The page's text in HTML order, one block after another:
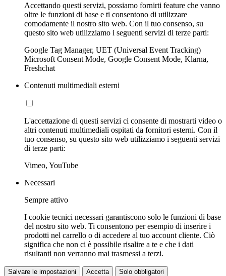
Accettando questi servizi, possiamo fornirti feature che vanno
oltre le funzioni di base e ti consentono di utilizzare
comodamente il nostro sito web. Con il tuo consenso, su
questo sito web utilizziamo i seguenti servizi di terze parti:
Google Tag Manager, UET (Universal Event Tracking)
Microsoft Consent Mode, Google Consent Mode, Klarna,
Freshchat
Contenuti multimediali esterni
L'accettazione di questi servizi ci consente di mostrarti video o
altri contenuti multimediali ospitati da fornitori esterni. Con il
tuo consenso, su questo sito web utilizziamo i seguenti servizi
di terze parti:
Vimeo, YouTube
Necessari
Sempre attivo
I cookie tecnici necessari garantiscono solo le funzioni di base
del nostro sito web. Ti consentono per esempio di inserire i
prodotti nel carrello o di accedere al tuo account cliente. Ciò
significa che non ci è possibile risalire a te e che i dati
risultanti non verranno mai trasmessi a terzi.
Salvare le impostazioni Accetta Solo obbligatori